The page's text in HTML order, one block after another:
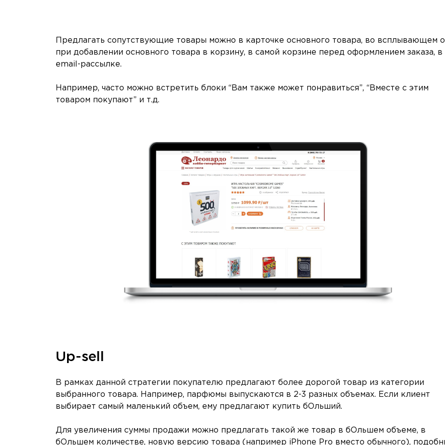
Предлагать сопутствующие товары можно в карточке основного товара, во всплывающем
при добавлении основного товара в корзину, в самой корзине перед оформлением заказа, в
email-рассылке.
Например, часто можно встретить блоки “Вам также может понравиться”, “Вместе с этим
товаром покупают” и т.д.
Up-sell
В рамках данной стратегии покупателю предлагают более дорогой товар из категории
выбранного товара. Например, парфюмы выпускаются в 2-3 разных объемах. Если клиент
выбирает самый маленький объем, ему предлагают купить бОльший.
Для увеличения суммы продажи можно предлагать такой же товар в бОльшем объеме, в
бОльшем количестве, новую версию товара (например iPhone Pro вместо обычного),